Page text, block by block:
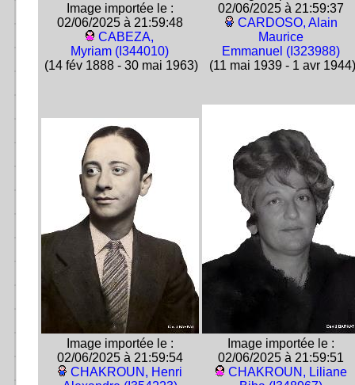
Image importée le :
02/06/2025 à 21:59:48
CABEZA,
Myriam (I344010)
(14 fév 1888 - 30 mai 1963)
02/06/2025 à 21:59:37
CARDOSO, Alain
Maurice
Emmanuel (I323988)
(11 mai 1939 - 1 avr 1944)
Image importée le :
02/06/2025 à 21:59:54
CHAKROUN, Henri
Image importée le :
02/06/2025 à 21:59:51
CHAKROUN, Liliane